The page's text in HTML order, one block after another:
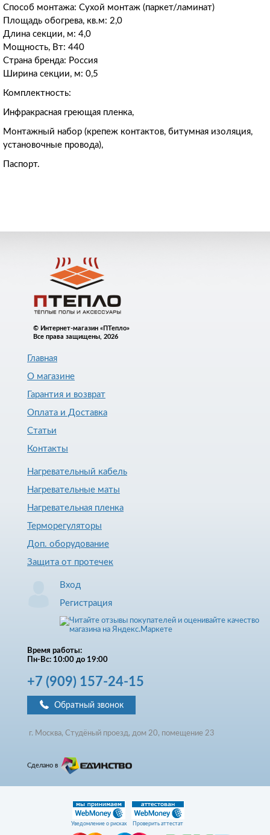
Способ монтажа: Сухой монтаж (паркет/ламинат)
Площадь обогрева, кв.м: 2,0
Длина секции, м: 4,0
Мощность, Вт: 440
Страна бренда: Россия
Ширина секции, м: 0,5
Комплектность:
Инфракрасная греющая пленка,
Монтажный набор (крепеж контактов, битумная изоляция,
установочные провода),
Паспорт.
© Интернет-магазин «ПТепло»
Все права защищены, 2026
Главная
О магазине
Гарантия и возврат
Оплата и Доставка
Статьи
Контакты
Нагревательный кабель
Нагревательные маты
Нагревательная пленка
Терморегуляторы
Доп. оборудование
Защита от протечек
Вход
Регистрация
Время работы:
Пн-Вс: 10:00 до 19:00
+7 (909) 157-24-15
Обратный звонок
г. Москва, Студёный проезд, дом 20, помещение 23
Сделано в
Уведомление о рисках Проверить аттестат